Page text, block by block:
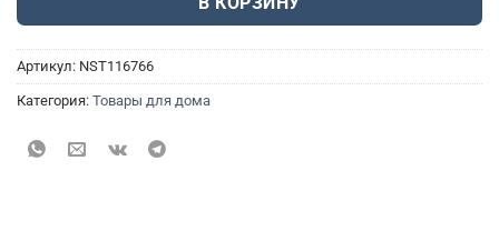
Артикул: NST116766
Категория: Товары для дома